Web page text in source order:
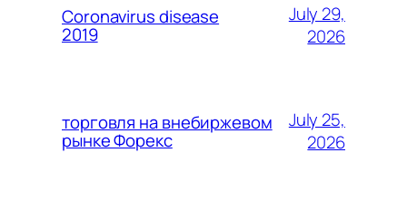
Coronavirus disease
2019
July 29,
2026
торговля на внебиржевом
рынке Форекс
July 25,
2026